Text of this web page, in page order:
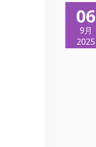
06
9月
2025